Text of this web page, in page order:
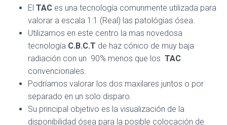
El TAC es una tecnología comunmente utilizada para
valorar a escala 1:1 (Real) las patológias ósea.
Utilizamos en este centro la mas novedosa
tecnología C.B.C.T de haz cónico de muy baja
radiación con un 90% menos que los TAC
convencionales.
Podríamos valorar los dos maxilares juntos o por
separado en un solo disparo.
Su principal objetivo es la visualización de la
disponibilidad ósea para la posible colocación de